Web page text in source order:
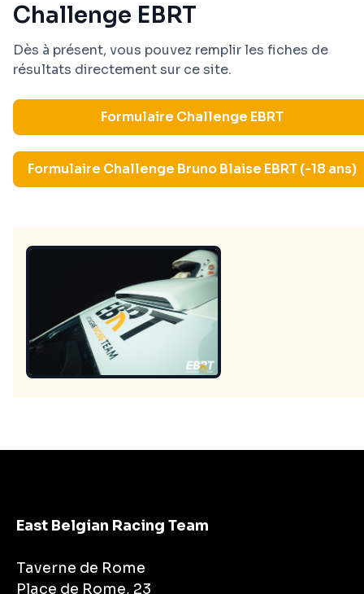
Challenge EBRT
Dès à présent, vous pouvez remplir les fiches de
résultats directement sur ce site.
Formulaire Challenge EBRT
Formulaire Challenge Bruno Blaise EBRT (-18 ans)
East Belgian Racing Team
Taverne de Rome
Place de Rome, 23